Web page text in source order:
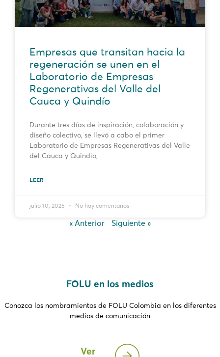
Empresas que transitan hacia la
regeneración se unen en el
Laboratorio de Empresas
Regenerativas del Valle del
Cauca y Quindío
Durante tres días de inspiración, colaboración y
diseño colectivo, se llevó a cabo el primer
Laboratorio de Empresas Regenerativas del Valle
del Cauca y Quindío,
LEER
julio 10, 2025 No hay comentarios
« Anterior Siguiente »
FOLU en los medios
Conozca los nombramientos de FOLU Colombia en los diferentes
medios de comunicación
Ver